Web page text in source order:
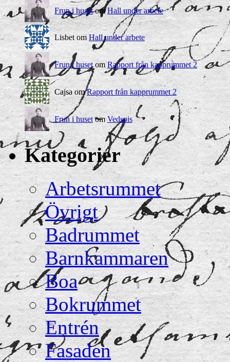
Frun i husetomHall under arbete
Lisbet om Hall under arbete
Frun i husetom Rapport från kapprummet 2
Cajsa omRapport från kapprummet 2
Frun i husetom Vedspis
Kategorier
Arbetsrummet
Övrigt
Badrummet
Barnkammaren
Boa
Bokrummet
Entrén
Fasaden